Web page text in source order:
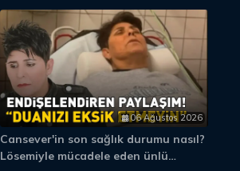
06 Ağustos 2026
Cansever'in son sağlık durumu nasıl?
Lösemiyle mücadele eden ünlü